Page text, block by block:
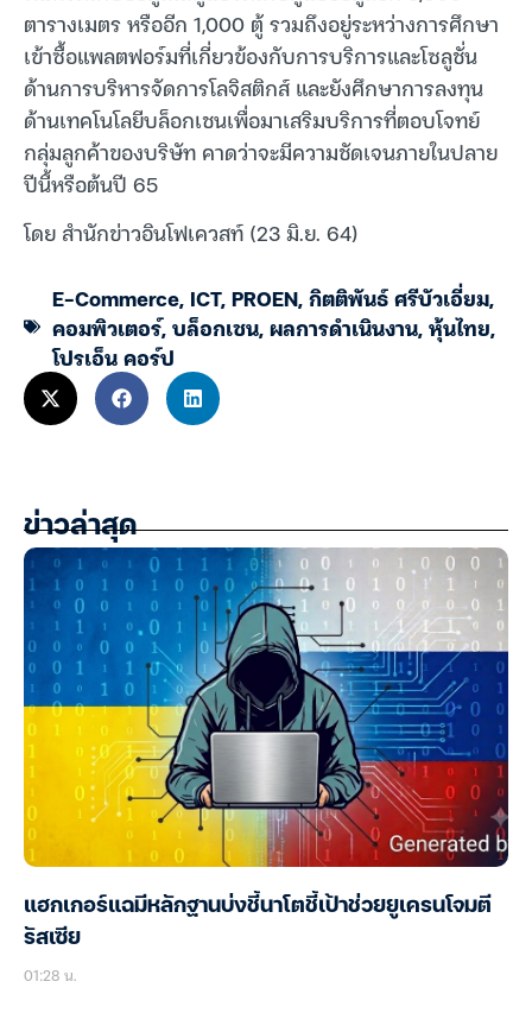
ตารางเมตร หรืออีก 1,000 ตู้ รวมถึงอยู่ระหว่างการศึกษา
เข้าซื้อแพลตฟอร์มที่เกี่ยวข้องกับการบริการและโซลูชั่น
ด้านการบริหารจัดการโลจิสติกส์ และยังศึกษาการลงทุน
ด้านเทคโนโลยีบล็อกเชนเพื่อมาเสริมบริการที่ตอบโจทย์
กลุ่มลูกค้าของบริษัท คาดว่าจะมีความชัดเจนภายในปลาย
ปีนี้หรือต้นปี 65
โดย สำนักข่าวอินโฟเควสท์ (23 มิ.ย. 64)
E-Commerce, ICT,PROEN,กิตติพันธ์ ศรีบัวเอี่ยม,
คอมพิวเตอร์,บล็อกเชน,ผลการดำเนินงาน,หุ้นไทย,
โปรเอ็น คอร์ป
ข่าวล่าสุด
แฮกเกอร์แฉมีหลักฐานบ่งชี้นาโตชี้เป้าช่วยยูเครนโจมตี
รัสเซีย
01:28 น.